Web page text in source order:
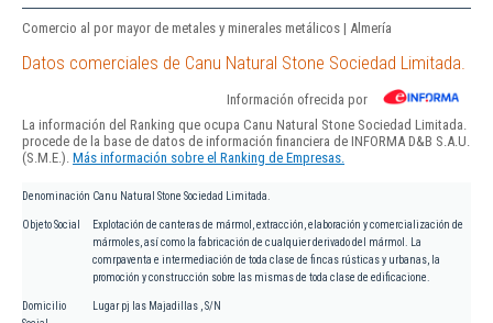
Comercio al por mayor de metales y minerales metálicos | Almería
Datos comerciales de Canu Natural Stone Sociedad Limitada.
Información ofrecida por
La información del Ranking que ocupa Canu Natural Stone Sociedad Limitada.
procede de la base de datos de información financiera de INFORMA D&B S.A.U.
(S.M.E.). Más información sobre el Ranking de Empresas.
Denominación Canu Natural Stone Sociedad Limitada.
Objeto Social
Explotación de canteras de mármol, extracción, elaboración y comercialización de
mármoles, así como la fabricación de cualquier derivado del mármol. La
comrpaventa e intermediación de toda clase de fincas rústicas y urbanas, la
promoción y construcción sobre las mismas de toda clase de edificacione.
Domicilio
Lugar pj las Majadillas , S/N